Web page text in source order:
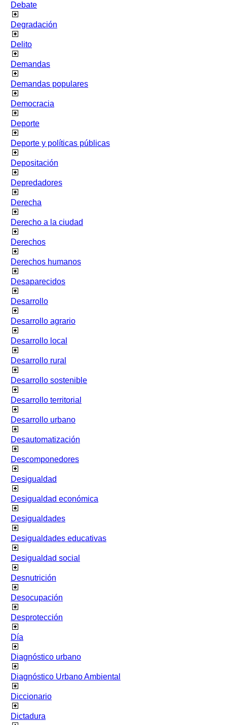
Debate
Degradación
Delito
Demandas
Demandas populares
Democracia
Deporte
Deporte y políticas públicas
Depositación
Depredadores
Derecha
Derecho a la ciudad
Derechos
Derechos humanos
Desaparecidos
Desarrollo
Desarrollo agrario
Desarrollo local
Desarrollo rural
Desarrollo sostenible
Desarrollo territorial
Desarrollo urbano
Desautomatización
Descomponedores
Desigualdad
Desigualdad económica
Desigualdades
Desigualdades educativas
Desigualdad social
Desnutrición
Desocupación
Desprotección
Día
Diagnóstico urbano
Diagnóstico Urbano Ambiental
Diccionario
Dictadura